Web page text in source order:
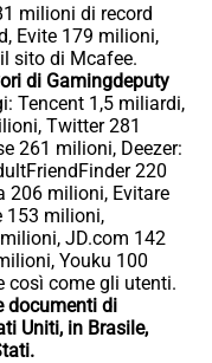
milioni di record
Evite 179 milioni,
sito di Mcafee.
di Gamingdeputy
Tencent 1,5 miliardi,
Twitter 281
261 milioni, Deezer:
220
206 milioni, Evitare
153 milioni,
JD.com 142
Youku 100
così come gli utenti.
documenti di
Uniti, in Brasile,